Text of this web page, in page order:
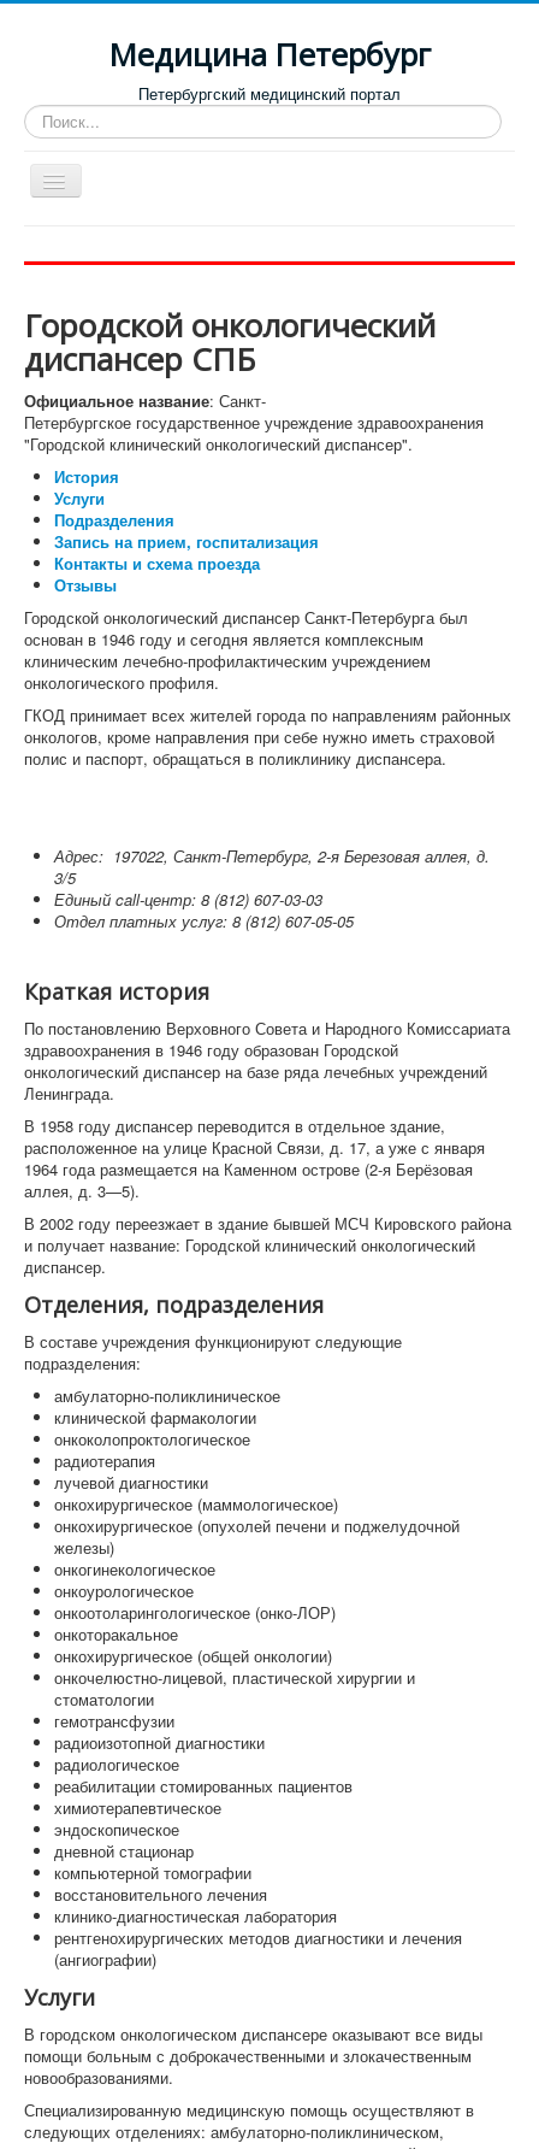
Медицина Петербург
Петербургский медицинский портал
Искать...
Toggle
Navigation
Роддома и женские консультации
Диспансеры
Лучшие клиники по направлениям
Отзывы о медицинских учреждениях
Городской онкологический
диспансер СПБ
Официальное название: Санкт-
Петербургское государственное учреждение здравоохранения
"Городской клинический онкологический диспансер".
История
Услуги
Подразделения
Запись на прием, госпитализация
Контакты и схема проезда
Отзывы
Городской онкологический диспансер Санкт-Петербурга был
основан в 1946 году и сегодня является комплексным
клиническим лечебно-профилактическим учреждением
онкологического профиля.
ГКОД принимает всех жителей города по направлениям районных
онкологов, кроме направления при себе нужно иметь страховой
полис и паспорт, обращаться в поликлинику диспансера.
Адрес: 197022, Санкт-Петербург, 2-я Березовая аллея, д.
3/5
Единый call-центр: 8 (812) 607-03-03
Отдел платных услуг: 8 (812) 607-05-05
Краткая история
По постановлению Верховного Совета и Народного Комиссариата
здравоохранения в 1946 году образован Городской
онкологический диспансер на базе ряда лечебных учреждений
Ленинграда.
В 1958 году диспансер переводится в отдельное здание,
расположенное на улице Красной Связи, д. 17, а уже с января
1964 года размещается на Каменном острове (2-я Берёзовая
аллея, д. 3—5).
В 2002 году переезжает в здание бывшей МСЧ Кировского района
и получает название: Городской клинический онкологический
диспансер.
Отделения, подразделения
В составе учреждения функционируют следующие
подразделения:
амбулаторно-поликлиническое
клинической фармакологии
онкоколопроктологическое
радиотерапия
лучевой диагностики
онкохирургическое (маммологическое)
онкохирургическое (опухолей печени и поджелудочной
железы)
онкогинекологическое
онкоурологическое
онкоотоларингологическое (онко-ЛОР)
онкоторакальное
онкохирургическое (общей онкологии)
онкочелюстно-лицевой, пластической хирургии и
стоматологии
гемотрансфузии
радиоизотопной диагностики
радиологическое
реабилитации стомированных пациентов
химиотерапевтическое
эндоскопическое
дневной стационар
компьютерной томографии
восстановительного лечения
клинико-диагностическая лаборатория
рентгенохирургических методов диагностики и лечения
(ангиографии)
Услуги
В городском онкологическом диспансере оказывают все виды
помощи больным с доброкачественными и злокачественным
новообразованиями.
Специализированную медицинскую помощь осуществляют в
следующих отделениях: амбулаторно-поликлиническом,